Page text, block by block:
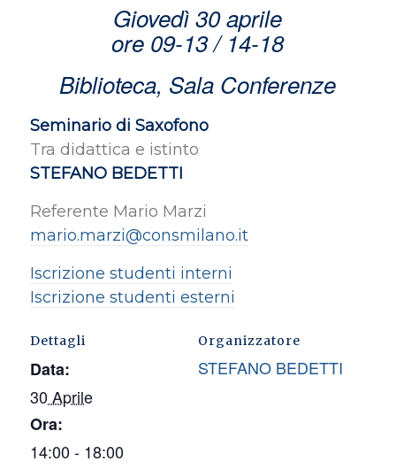
Giovedì 30 aprile
ore 09-13 / 14-18
Biblioteca, Sala Conferenze
Seminario di Saxofono
Tra didattica e istinto
STEFANO BEDETTI
Referente Mario Marzi
mario.marzi@consmilano.it
Iscrizione studenti interni
Iscrizione studenti esterni
Dettagli
Data:
30 Aprile
Ora:
14:00 - 18:00
Organizzatore
STEFANO BEDETTI